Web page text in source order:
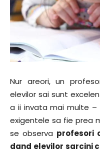
Nur areori, un
elevilor sai sunt
a ii invata mai multe
exigentele sa fie prea
se observa profesori
dand elevilor sarcini